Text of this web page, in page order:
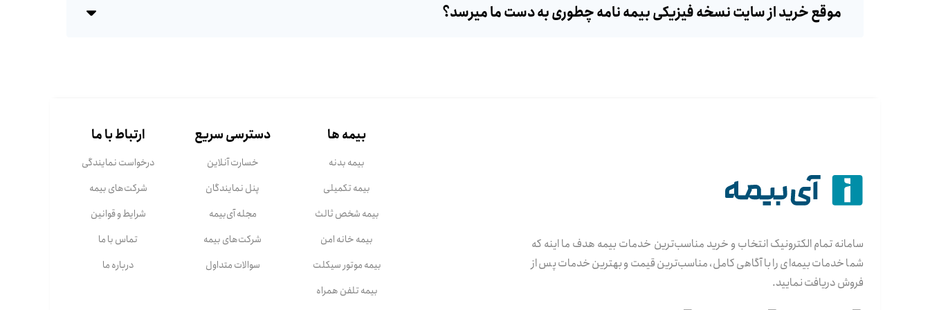
موقع خرید از سایت نسخه فیزیکی بیمه نامه چطوری به دست ما میرسد؟
سامانه تمام الکترونیک انتخاب و خرید مناسب‌ترین خدمات بیمه هدف ما اینه که
شما خدمات بیمه‌ای را با آگاهی کامل، مناسب‌ترین قیمت و بهترین خدمات پس از
فروش دریافت نمایید.
بیمه ها
بیمه بدنه
بیمه تکمیلی
بیمه شخص ثالث
بیمه خانه امن
بیمه موتور سیکلت
بیمه تلفن همراه
دسترسی سریع
خسارت آنلاین
پنل نمایندگان
مجله آی‌بیمه
شرکت‌های بیمه
سوالات متداول
ارتباط با ما
درخواست نمایندگی
شرکت‌های بیمه
شرایط و قوانین
تماس با ما
درباره ما